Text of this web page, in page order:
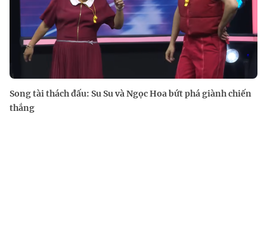
Song tài thách đấu: Su Su và Ngọc Hoa bứt phá giành chiến
thắng